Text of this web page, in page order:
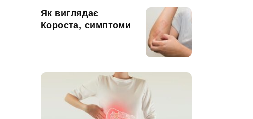
Як виглядає
Короста, симптоми